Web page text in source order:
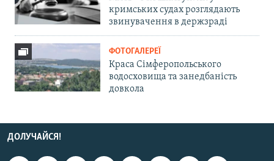
кримських судах розглядають
звинувачення в держзраді
ФОТОГАЛЕРЕЇ
Краса Сімферопольського
водосховища та занедбаність
довкола
ДОЛУЧАЙСЯ!